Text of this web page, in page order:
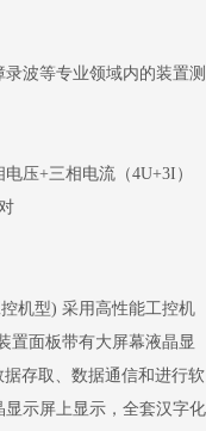
波等专业领域内的装置测
压+三相电流（4U+3I）
机型) 采用高性能工控机
置面板带有大屏幕液晶显
据存取、数据通信和进行软
示屏上显示，全套汉字化